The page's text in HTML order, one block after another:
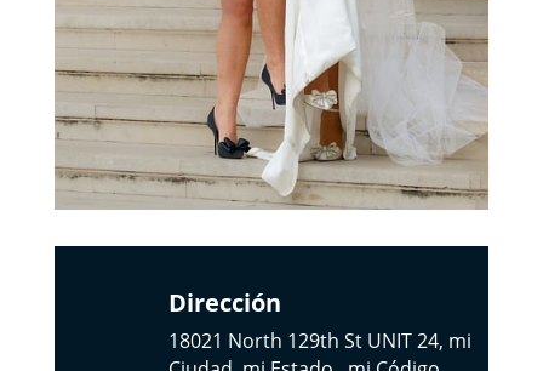
Dirección
18021 North 129th St UNIT 24, mi